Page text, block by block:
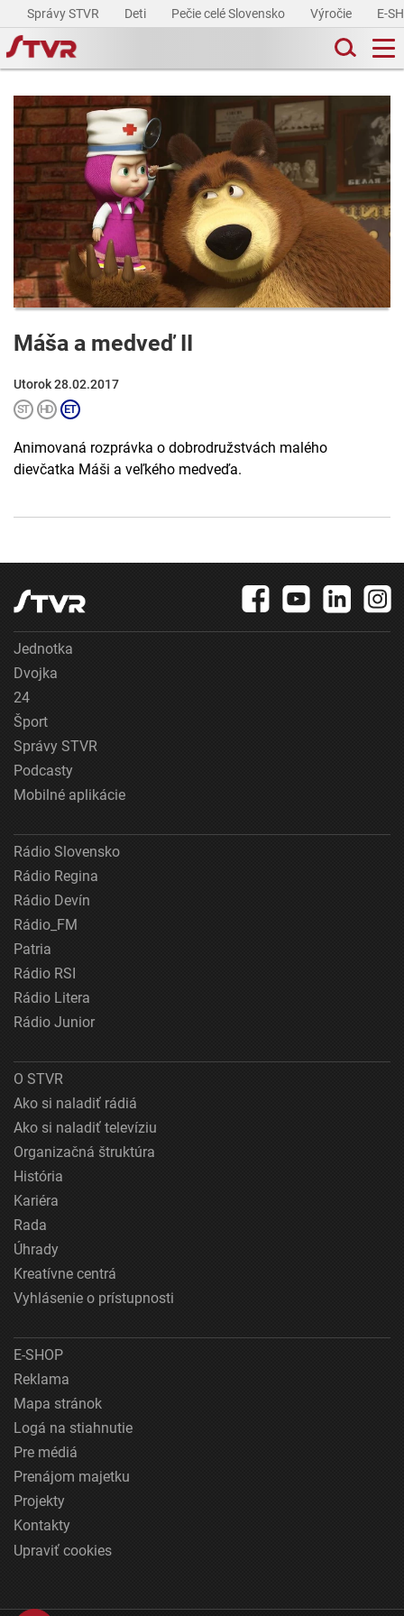
Správy STVR Deti Pečie celé Slovensko Výročie E-
Máša a medveď II
Utorok 28.02.2017
Animovaná rozprávka o dobrodružstvách malého
dievčatka Máši a veľkého medveďa.
Jednotka
Dvojka
24
Šport
Správy STVR
Podcasty
Mobilné aplikácie
Rádio Slovensko
Rádio Regina
Rádio Devín
Rádio_FM
Patria
Rádio RSI
Rádio Litera
Rádio Junior
O STVR
Ako si naladiť rádiá
Ako si naladiť televíziu
Organizačná štruktúra
História
Kariéra
Rada
Úhrady
Kreatívne centrá
Vyhlásenie o prístupnosti
E-SHOP
Reklama
Mapa stránok
Logá na stiahnutie
Pre médiá
Prenájom majetku
Projekty
Kontakty
Upraviť cookies